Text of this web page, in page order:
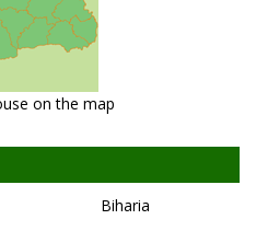
on the map
Biharia